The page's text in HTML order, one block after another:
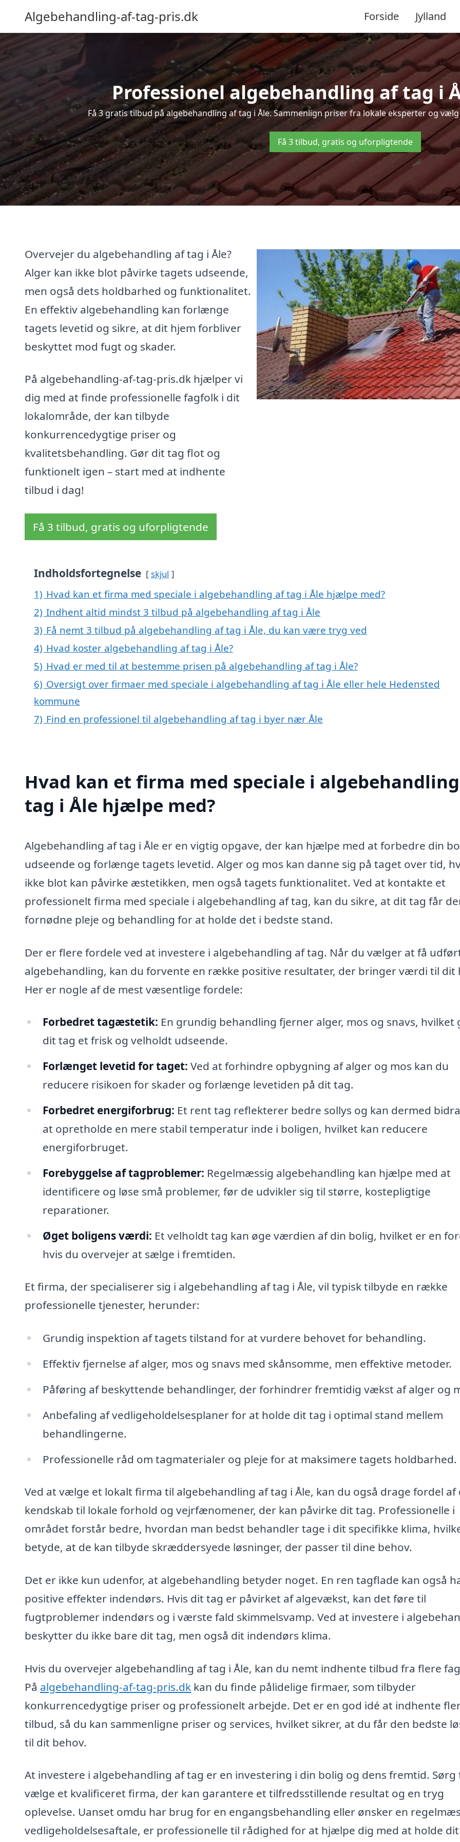
Algebehandling-af-tag-pris.dk Forside Jylland
Professionel algebehandling af tag i
Få 3 gratis tilbud på algebehandling af tag i Åle. Sammenlign priser fra lokale eksperter og
Få 3 tilbud, gratis og uforpligtende
Overvejer du algebehandling af tag i Åle?
Alger kan ikke blot påvirke tagets udseende,
men også dets holdbarhed og funktionalitet.
En effektiv algebehandling kan forlænge
tagets levetid og sikre, at dit hjem forbliver
beskyttet mod fugt og skader.
På algebehandling-af-tag-pris.dk hjælper vi
dig med at finde professionelle fagfolk i dit
lokalområde, der kan tilbyde
konkurrencedygtige priser og
kvalitetsbehandling. Gør dit tag flot og
funktionelt igen – start med at indhente
tilbud i dag!
Få 3 tilbud, gratis og uforpligtende
Indholdsfortegnelse skjul
1) Hvad kan et firma med speciale i algebehandling af tag i Åle hjælpe med?
2) Indhent altid mindst 3 tilbud på algebehandling af tag i Åle
3) Få nemt 3 tilbud på algebehandling af tag i Åle, du kan være tryg ved
4) Hvad koster algebehandling af tag i Åle?
5) Hvad er med til at bestemme prisen på algebehandling af tag i Åle?
6) Oversigt over firmaer med speciale i algebehandling af tag i Åle eller hele Hedensted
kommune
7) Find en professionel til algebehandling af tag i byer nær Åle
Hvad kan et firma med speciale i
tag i Åle hjælpe med?
Algebehandling af tag i Åle er en vigtig opgave, der kan hjælpe med at forbedre din
udseende og forlænge tagets levetid. Alger og mos kan danne sig på taget over tid,
ikke blot kan påvirke æstetikken, men også tagets funktionalitet. Ved at kontakte et
professionelt firma med speciale i algebehandling af tag, kan du sikre, at dit tag får
fornødne pleje og behandling for at holde det i bedste stand.
Der er flere fordele ved at investere i algebehandling af tag. Når du vælger at få
algebehandling, kan du forvente en række positive resultater, der bringer værdi til dit
Her er nogle af de mest væsentlige fordele:
Forbedret tagæstetik: En grundig behandling fjerner alger, mos og snavs, hvilket
dit tag et frisk og velholdt udseende.
Forlænget levetid for taget: Ved at forhindre opbygning af alger og mos kan du
reducere risikoen for skader og forlænge levetiden på dit tag.
Forbedret energiforbrug: Et rent tag reflekterer bedre sollys og kan dermed
at opretholde en mere stabil temperatur inde i boligen, hvilket kan reducere
energiforbruget.
Forebyggelse af tagproblemer: Regelmæssig algebehandling kan hjælpe med at
identificere og løse små problemer, før de udvikler sig til større, kostepligtige
reparationer.
Øget boligens værdi: Et velholdt tag kan øge værdien af din bolig, hvilket er en
hvis du overvejer at sælge i fremtiden.
Et firma, der specialiserer sig i algebehandling af tag i Åle, vil typisk tilbyde en række
professionelle tjenester, herunder:
Grundig inspektion af tagets tilstand for at vurdere behovet for behandling.
Effektiv fjernelse af alger, mos og snavs med skånsomme, men effektive metoder.
Påføring af beskyttende behandlinger, der forhindrer fremtidig vækst af alger og
Anbefaling af vedligeholdelsesplaner for at holde dit tag i optimal stand mellem
behandlingerne.
Professionelle råd om tagmaterialer og pleje for at maksimere tagets holdbarhed.
Ved at vælge et lokalt firma til algebehandling af tag i Åle, kan du også drage fordel af
kendskab til lokale forhold og vejrfænomener, der kan påvirke dit tag. Professionelle i
området forstår bedre, hvordan man bedst behandler tage i dit specifikke klima,
betyde, at de kan tilbyde skræddersyede løsninger, der passer til dine behov.
Det er ikke kun udenfor, at algebehandling betyder noget. En ren tagflade kan også
positive effekter indendørs. Hvis dit tag er påvirket af algevækst, kan det føre til
fugtproblemer indendørs og i værste fald skimmelsvamp. Ved at investere i
beskytter du ikke bare dit tag, men også dit indendørs klima.
Hvis du overvejer algebehandling af tag i Åle, kan du nemt indhente tilbud fra flere
På algebehandling-af-tag-pris.dk kan du finde pålidelige firmaer, som tilbyder
konkurrencedygtige priser og professionelt arbejde. Det er en god idé at indhente
tilbud, så du kan sammenligne priser og services, hvilket sikrer, at du får den bedste
til dit behov.
At investere i algebehandling af tag er en investering i din bolig og dens fremtid. Sørg
vælge et kvalificeret firma, der kan garantere et tilfredsstillende resultat og en tryg
oplevelse. Uanset omdu har brug for en engangsbehandling eller ønsker en
vedligeholdelsesaftale, er professionelle til rådighed for at hjælpe dig med at holde